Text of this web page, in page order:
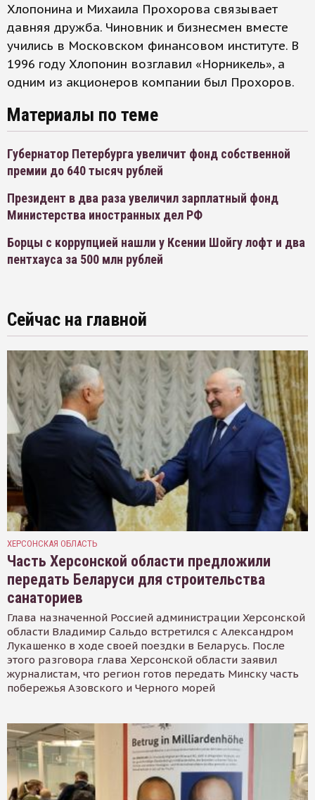
Хлопонина и Михаила Прохорова связывает
давняя дружба. Чиновник и бизнесмен вместе
учились в Московском финансовом институте. В
1996 году Хлопонин возглавил «Норникель», а
одним из акционеров компании был Прохоров.
Материалы по теме
Губернатор Петербурга увеличит фонд собственной
премии до 640 тысяч рублей
Президент в два раза увеличил зарплатный фонд
Министерства иностранных дел РФ
Борцы с коррупцией нашли у Ксении Шойгу лофт и два
пентхауса за 500 млн рублей
Сейчас на главной
ХЕРСОНСКАЯ ОБЛАСТЬ
Часть Херсонской области предложили
передать Беларуси для строительства
санаториев
Глава назначенной Россией администрации Херсонской
области Владимир Сальдо встретился с Александром
Лукашенко в ходе своей поездки в Беларусь. После
этого разговора глава Херсонской области заявил
журналистам, что регион готов передать Минску часть
побережья Азовского и Черного морей